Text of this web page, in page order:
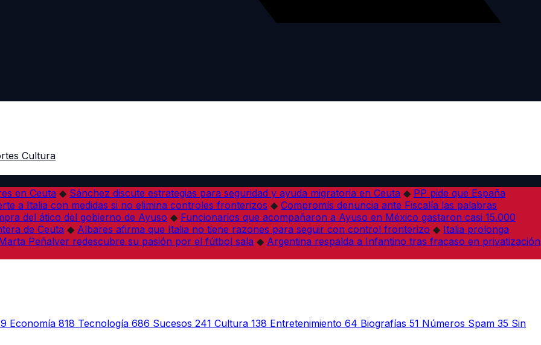
Cultura
en Ceuta ◆ Sánchez discute estrategias para seguridad y ayuda migratoria en Ceuta ◆ PP pide que España
a Italia con medidas si no elimina controles fronterizos ◆ Compromís denuncia ante Fiscalía las palabras
del ático del gobierno de Ayuso ◆ Funcionarios que acompañaron a Ayuso en México gastaron casi 15.000
de Ceuta ◆ Albares afirma que Italia no tiene razones para seguir con control fronterizo ◆ Italia prolonga
Peñalver redescubre su pasión por el fútbol sala ◆ Argentina respalda a Infantino tras fracaso en privatización
Economía 818 Tecnología 686 Sucesos 241 Cultura 138 Entretenimiento 64 Biografías 51 Números Spam 35 Sin